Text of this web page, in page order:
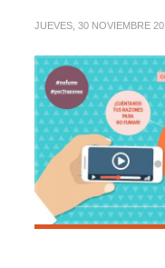
JUEVES, 30 NOVIEMBRE